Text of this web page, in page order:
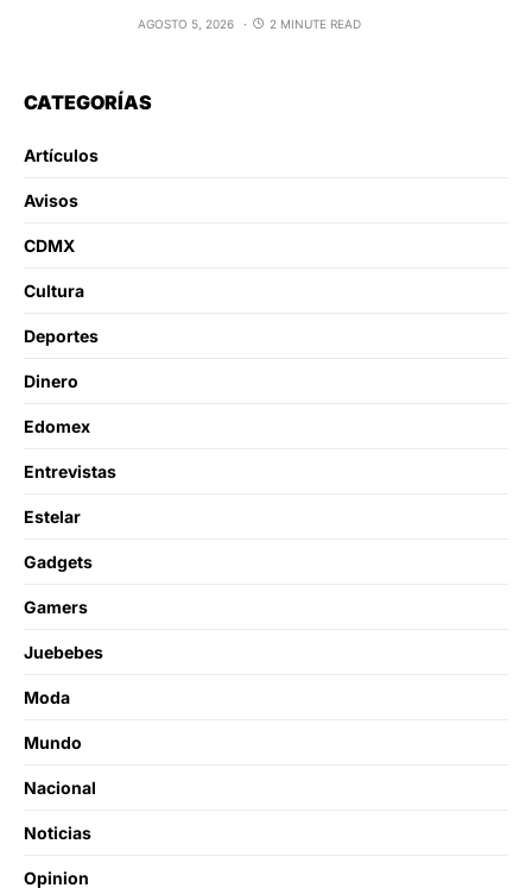
AGOSTO 5, 2026 2 MINUTE READ
CATEGORÍAS
Artículos
Avisos
CDMX
Cultura
Deportes
Dinero
Edomex
Entrevistas
Estelar
Gadgets
Gamers
Juebebes
Moda
Mundo
Nacional
Noticias
Opinion